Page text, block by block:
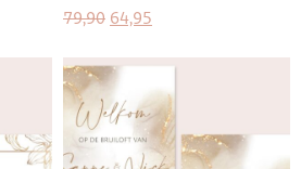
79,90 64,95